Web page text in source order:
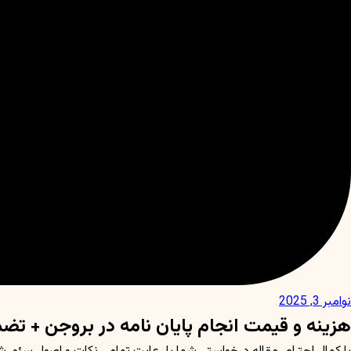
نوامبر 3, 2025
هزینه و قیمت انجام پایان نامه در بروجن +